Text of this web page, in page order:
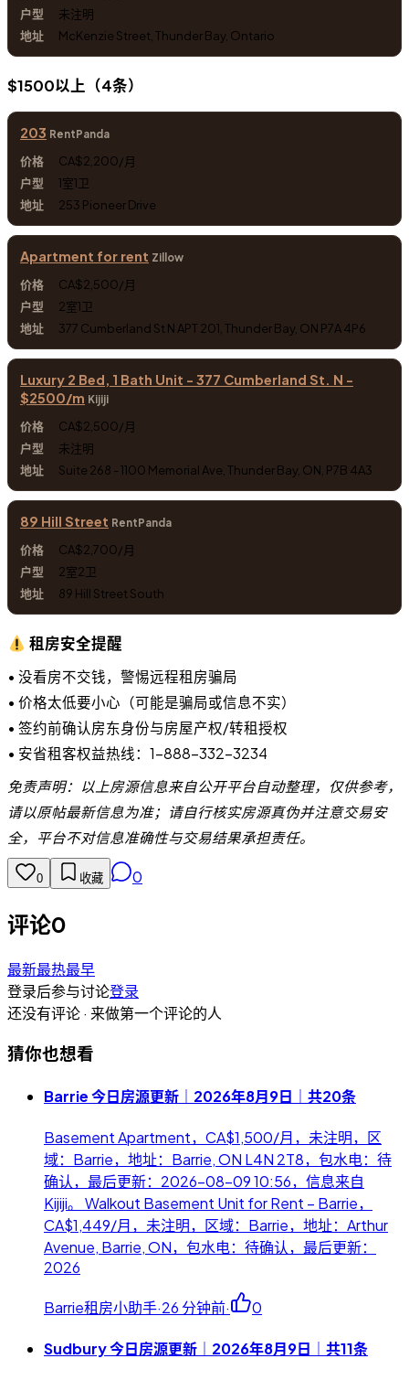
未注明
McKenzie Street, Thunder Bay, Ontario
$1500以上（4条）
203 RentPanda
CA$2,200/月
1室1卫
253 Pioneer Drive
Apartment for rent Zillow
CA$2,500/月
2室1卫
377 Cumberland St N APT 201, Thunder Bay, ON P7A 4P6
Luxury 2 Bed, 1 Bath Unit - 377 Cumberland St. N -
$2500/m Kijiji
CA$2,500/月
未注明
Suite 268 - 1100 Memorial Ave, Thunder Bay, ON, P7B 4A3
89 Hill Street RentPanda
CA$2,700/月
2室2卫
89 Hill Street South
租房安全提醒
• 没看房不交钱，警惕远程租房骗局
• 价格太低要小心（可能是骗局或信息不实）
• 签约前确认房东身份与房屋产权/转租授权
• 安省租客权益热线：1-888-332-3234
免责声明：以上房源信息来自公开平台自动整理，仅供参考，
请以原帖最新信息为准；请自行核实房源真伪并注意交易安
全，平台不对信息准确性与交易结果承担责任。
0 收藏 0
评论0
最新最热最早
登录后参与讨论登录
还没有评论 · 来做第一个评论的人
猜你也想看
Barrie 今日房源更新｜2026年8月9日｜共20条
Basement Apartment，CA$1,500/月，未注明，区
域：Barrie，地址：Barrie, ON L4N 2T8，包水电：待
确认，最后更新：2026-08-09 10:56，信息来自
Kijiji。 Walkout Basement Unit for Rent – Barrie，
CA$1,449/月，未注明，区域：Barrie，地址：Arthur
Avenue, Barrie, ON，包水电：待确认，最后更新：
2026
Barrie租房小助手·26 分钟前· 0
Sudbury 今日房源更新｜2026年8月9日｜共11条